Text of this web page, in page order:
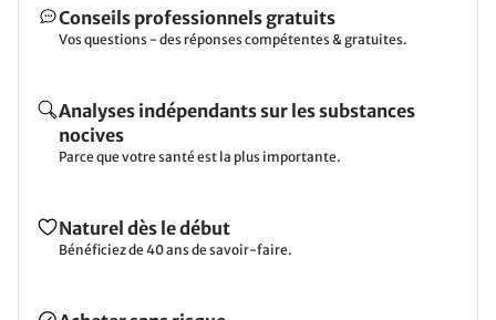
Conseils professionnels gratuits
Vos questions - des réponses compétentes & gratuites.
Analyses indépendants sur les substances
nocives
Parce que votre santé est la plus importante.
Naturel dès le début
Bénéficiez de 40 ans de savoir-faire.